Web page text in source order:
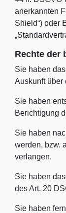
anerkannten
Shield“) oder
Rechte der
Sie haben
Auskunft über
Sie haben
Berichtigung
Sie haben
werden, bzw.
verlangen.
Sie haben
des Art. 20
Sie haben